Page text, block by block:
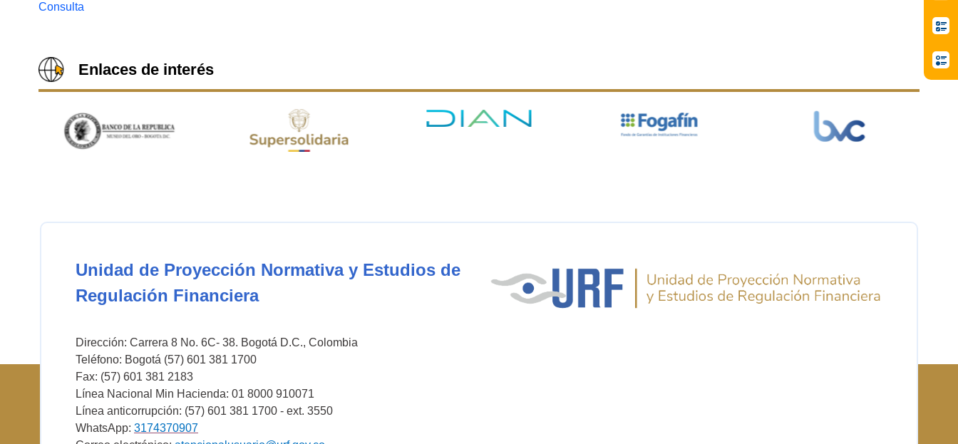
Consulta
Enlaces de interés
Unidad de Proyección Normativa y Estudios de
Regulación Financiera
Dirección: Carrera 8 No. 6C- 38. Bogotá D.C., Colombia
Teléfono: Bogotá (57) 601 381 1700
Fax: (57) 601 381 2183
Línea Nacional Min Hacienda: 01 8000 910071
Línea anticorrupción: (57) 601 381 1700 - ext. 3550
WhatsApp: 3174370907